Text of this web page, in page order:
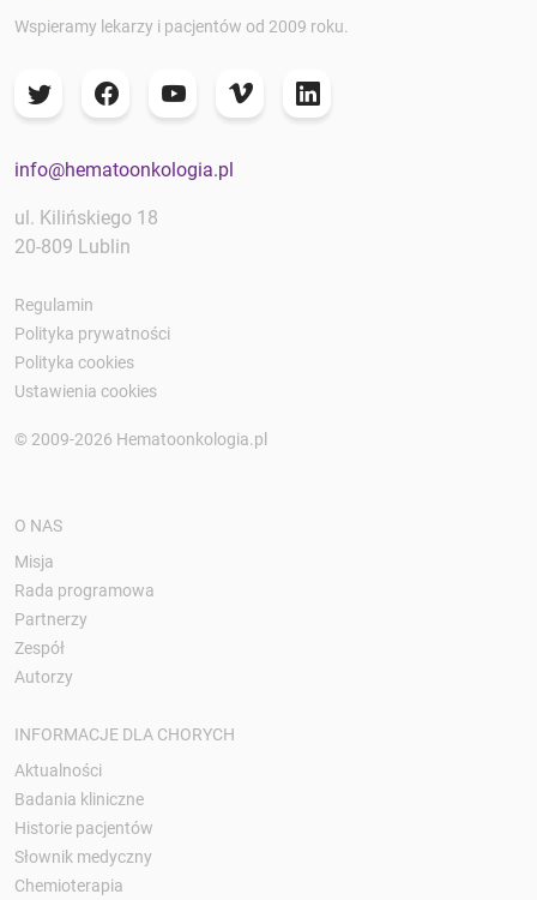
Wspieramy lekarzy i pacjentów od 2009 roku.
info@hematoonkologia.pl
ul. Kilińskiego 18
20-809 Lublin
Regulamin
Polityka prywatności
Polityka cookies
Ustawienia cookies
© 2009-2026 Hematoonkologia.pl
O NAS
Misja
Rada programowa
Partnerzy
Zespół
Autorzy
INFORMACJE DLA CHORYCH
Aktualności
Badania kliniczne
Historie pacjentów
Słownik medyczny
Chemioterapia